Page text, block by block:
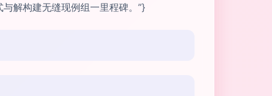
解构建无缝现例组一里程碑。”}